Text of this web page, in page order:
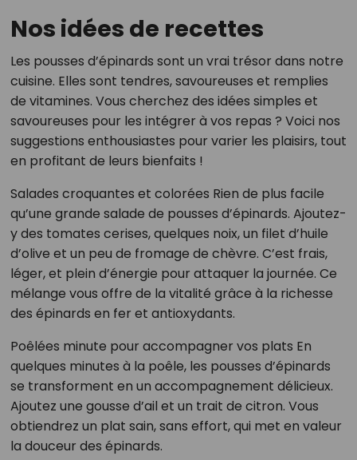
Nos idées de recettes
Les pousses d’épinards sont un vrai trésor dans notre
cuisine. Elles sont tendres, savoureuses et remplies
de vitamines. Vous cherchez des idées simples et
savoureuses pour les intégrer à vos repas ? Voici nos
suggestions enthousiastes pour varier les plaisirs, tout
en profitant de leurs bienfaits !
Salades croquantes et colorées Rien de plus facile
qu’une grande salade de pousses d’épinards. Ajoutez-
y des tomates cerises, quelques noix, un filet d’huile
d’olive et un peu de fromage de chèvre. C’est frais,
léger, et plein d’énergie pour attaquer la journée. Ce
mélange vous offre de la vitalité grâce à la richesse
des épinards en fer et antioxydants.
Poêlées minute pour accompagner vos plats En
quelques minutes à la poêle, les pousses d’épinards
se transforment en un accompagnement délicieux.
Ajoutez une gousse d’ail et un trait de citron. Vous
obtiendrez un plat sain, sans effort, qui met en valeur
la douceur des épinards.